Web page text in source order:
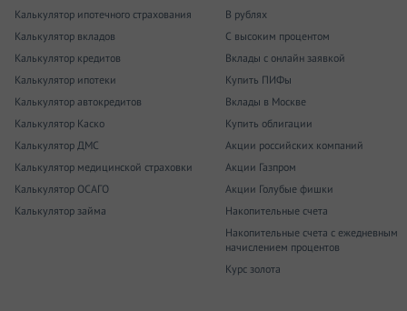
Калькулятор ипотечного страхования
Калькулятор вкладов
Калькулятор кредитов
Калькулятор ипотеки
Калькулятор автокредитов
Калькулятор Каско
Калькулятор ДМС
Калькулятор медицинской страховки
Калькулятор ОСАГО
Калькулятор займа
В рублях
С высоким процентом
Вклады с онлайн заявкой
Купить ПИФы
Вклады в Москве
Купить облигации
Акции российских компаний
Акции Газпром
Акции Голубые фишки
Накопительные счета
Накопительные счета с ежедневным
начислением процентов
Курс золота